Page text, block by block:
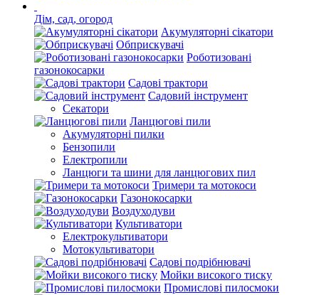
Дім, сад, огород
Акумуляторні сікатори
Обприскувачі
Роботизовані
газонокосарки
Садові трактори
Садовий інструмент
Секатори
Ланцюгові пили
Акумуляторні пилки
Бензопили
Електропили
Ланцюги та шини для ланцюгових пил
Тримери та мотокоси
Газонокосарки
Воздуходуви
Культиватори
Електрокультиватори
Мотокультиватори
Садові подрібнювачі
Мойки високого тиску
Промислові пилосмоки